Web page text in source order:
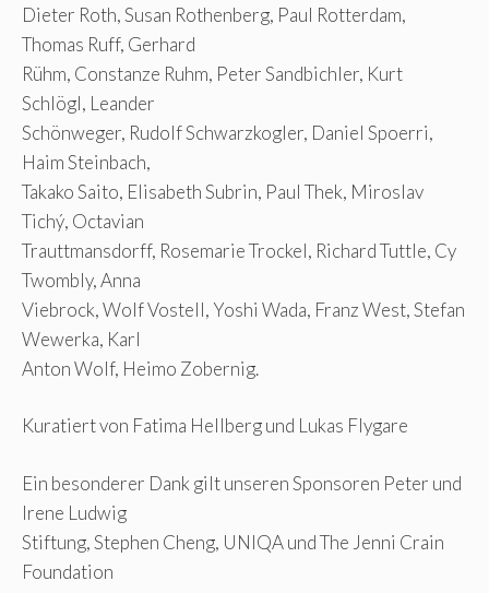
Dieter Roth, Susan Rothenberg, Paul Rotterdam,
Thomas Ruff, Gerhard
Rühm, Constanze Ruhm, Peter Sandbichler, Kurt
Schlögl, Leander
Schönweger, Rudolf Schwarzkogler, Daniel Spoerri,
Haim Steinbach,
Takako Saito, Elisabeth Subrin, Paul Thek, Miroslav
Tichý, Octavian
Trauttmansdorff, Rosemarie Trockel, Richard Tuttle, Cy
Twombly, Anna
Viebrock, Wolf Vostell, Yoshi Wada, Franz West, Stefan
Wewerka, Karl
Anton Wolf, Heimo Zobernig.
Kuratiert von Fatima Hellberg und Lukas Flygare
Ein besonderer Dank gilt unseren Sponsoren Peter und
Irene Ludwig
Stiftung, Stephen Cheng, UNIQA und The Jenni Crain
Foundation